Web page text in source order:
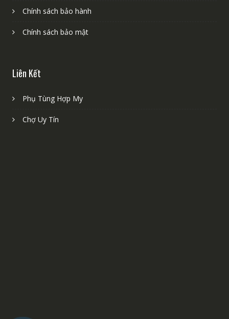
Chính sách bảo hành
Chính sách bảo mật
Liên Kết
Phụ Tùng Hợp My
Chợ Uy Tín